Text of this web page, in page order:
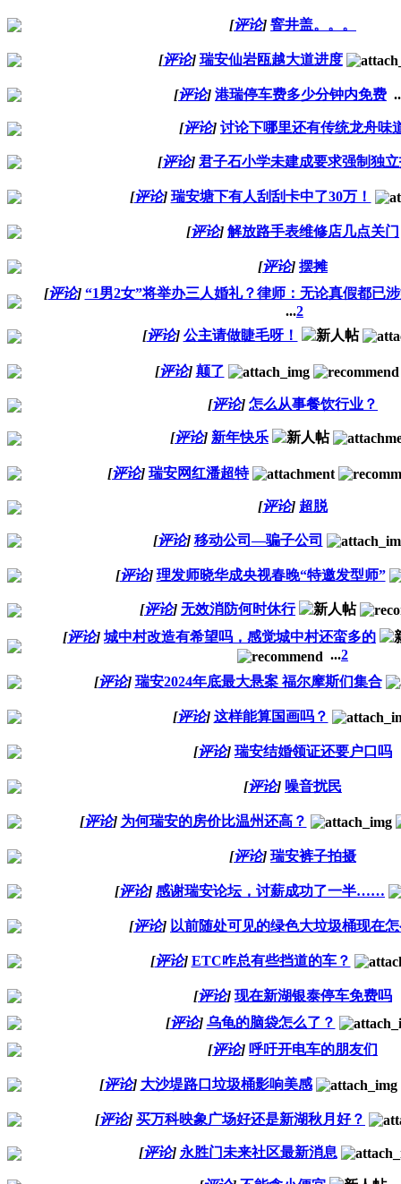
[评论] 窨井盖。。。
[评论] 瑞安仙岩瓯越大道进度
[评论] 港瑞停车费多少分钟内免费
[评论] 讨论下哪里还有传统龙舟味
[评论] 君子石小学未建成要求强制独
[评论] 瑞安塘下有人刮刮卡中了30万！
[评论] 解放路手表维修店几点关门
[评论] 摆摊
[评论] “1男2女”将举办三人婚礼？律师：无论真假都已
...2
[评论] 公主请做睫毛呀！
[评论] 颠了
[评论] 怎么从事餐饮行业？
[评论] 新年快乐
[评论] 瑞安网红潘超特
[评论] 超脱
[评论] 移动公司—骗子公司
[评论] 理发师晓华成央视春晚“特邀发型师”
[评论] 无效消防何时休行
[评论] 城中村改造有希望吗，感觉城中村还蛮多的
...2
[评论] 瑞安2024年底最大悬案 福尔摩斯们集合
[评论] 这样能算国画吗？
[评论] 瑞安结婚领证还要户口吗
[评论] 噪音扰民
[评论] 为何瑞安的房价比温州还高？
[评论] 瑞安裤子拍摄
[评论] 感谢瑞安论坛，讨薪成功了一半……
[评论] 以前随处可见的绿色大垃圾桶现在
[评论] ETC咋总有些挡道的车？
[评论] 现在新湖银泰停车免费吗
[评论] 乌龟的脑袋怎么了？
[评论] 呼吁开电车的朋友们
[评论] 大沙堤路口垃圾桶影响美感
[评论] 买万科映象广场好还是新湖秋月好？
[评论] 永胜门未来社区最新消息